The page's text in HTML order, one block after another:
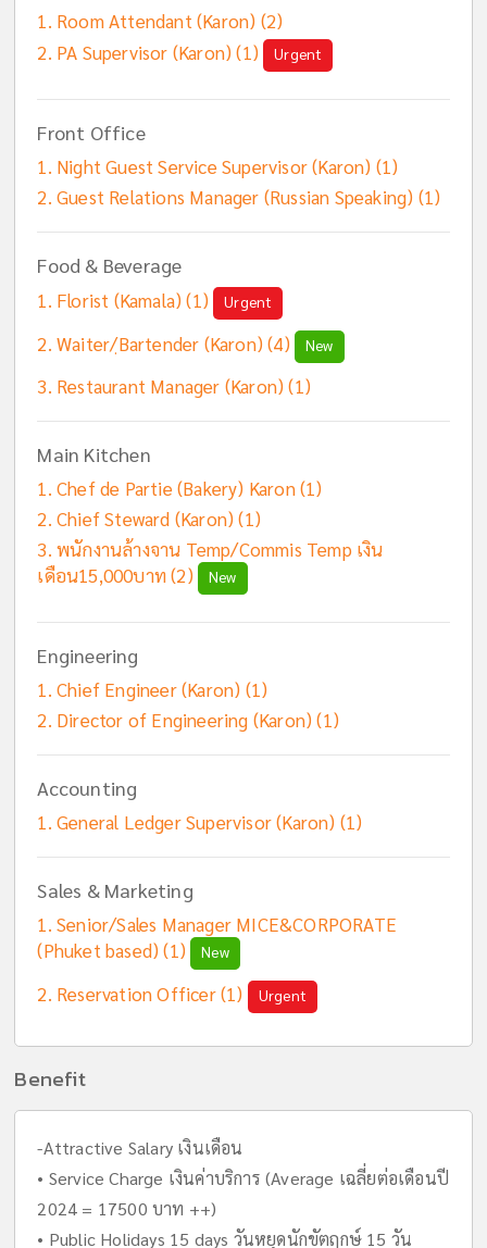
Room Attendant (Karon) (2)
PA Supervisor (Karon) (1)
Urgent
Front Office
Night Guest Service Supervisor (Karon) (1)
Guest Relations Manager (Russian Speaking) (1)
Food & Beverage
Florist (Kamala) (1) Urgent
Waiter/ฺBartender (Karon) (4) New
Restaurant Manager (Karon) (1)
Main Kitchen
Chef de Partie (Bakery) Karon (1)
Chief Steward (Karon) (1)
พนักงานล้างจาน Temp/Commis Temp เงิน
เดือน15,000บาท (2)
New
Engineering
Chief Engineer (Karon) (1)
Director of Engineering (Karon) (1)
Accounting
General Ledger Supervisor (Karon) (1)
Sales & Marketing
Senior/Sales Manager MICE&CORPORATE
(Phuket based) (1)
New
Reservation Officer (1) Urgent
Benefit
-Attractive Salary เงินเดือน
• Service Charge เงินค่าบริการ (Average เฉลี่ยต่อเดือนปี
2024 = 17500 บาท ++)
• Public Holidays 15 days วันหยุดนักขัตฤกษ์ 15 วัน